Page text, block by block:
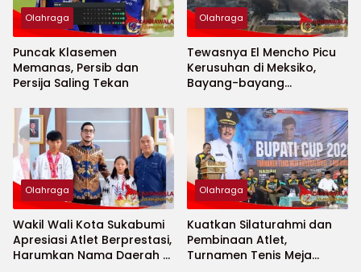
Olahraga
Puncak Klasemen
Memanas, Persib dan
Persija Saling Tekan
Olahraga
Tewasnya El Mencho Picu
Kerusuhan di Meksiko,
Bayang-bayang
2026 Menguat
Olahraga
Wakil Wali Kota Sukabumi
Apresiasi Atlet Berprestasi,
Harumkan Nama Daerah di
Olahraga
Kuatkan Silaturahmi dan
Pembinaan Atlet,
Turnamen Tenis Meja